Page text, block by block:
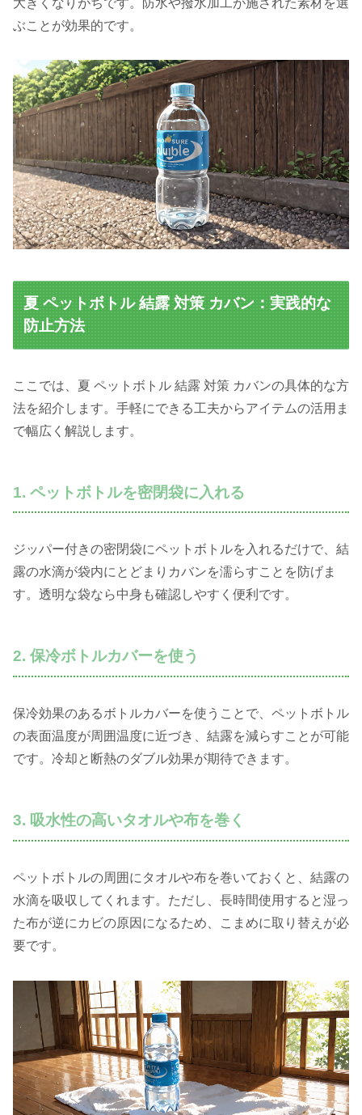
ぶことが効果的です。
夏 ペットボトル 結露 対策 カバン：実践的な
防止方法
ここでは、夏 ペットボトル 結露 対策 カバンの具体的な方
法を紹介します。手軽にできる工夫からアイテムの活用ま
で幅広く解説します。
1. ペットボトルを密閉袋に入れる
ジッパー付きの密閉袋にペットボトルを入れるだけで、結
露の水滴が袋内にとどまりカバンを濡らすことを防げま
す。透明な袋なら中身も確認しやすく便利です。
2. 保冷ボトルカバーを使う
保冷効果のあるボトルカバーを使うことで、ペットボトル
の表面温度が周囲温度に近づき、結露を減らすことが可能
です。冷却と断熱のダブル効果が期待できます。
3. 吸水性の高いタオルや布を巻く
ペットボトルの周囲にタオルや布を巻いておくと、結露の
水滴を吸収してくれます。ただし、長時間使用すると湿っ
た布が逆にカビの原因になるため、こまめに取り替えが必
要です。